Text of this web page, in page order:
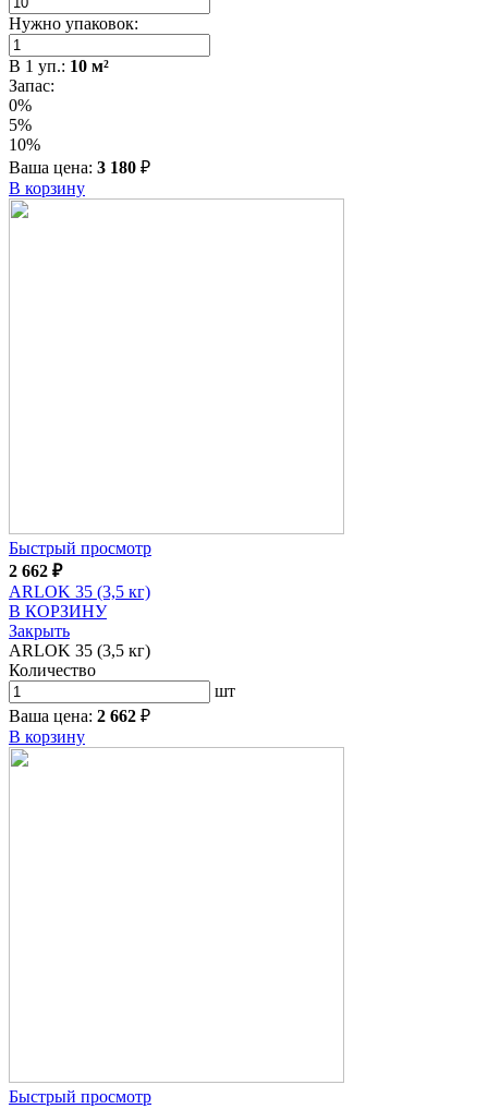
Нужно упаковок:
В 1 уп.: 10 м²
Запас:
0%
5%
10%
Ваша цена: 3 180 ₽
В корзину
Быстрый просмотр
2 662 ₽
ARLOK 35 (3,5 кг)
В КОРЗИНУ
Закрыть
ARLOK 35 (3,5 кг)
Количество
шт
Ваша цена: 2 662 ₽
В корзину
Быстрый просмотр